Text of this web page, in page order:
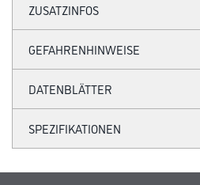
ZUSATZINFOS
GEFAHRENHINWEISE
DATENBLÄTTER
SPEZIFIKATIONEN